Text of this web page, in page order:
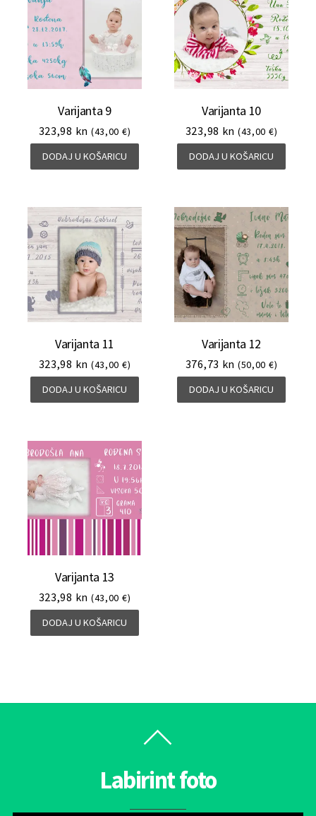
Varijanta 9
323,98 kn (43,00 €)
DODAJ U KOŠARICU
Varijanta 10
323,98 kn (43,00 €)
DODAJ U KOŠARICU
Varijanta 11
323,98 kn (43,00 €)
DODAJ U KOŠARICU
Varijanta 12
376,73 kn (50,00 €)
DODAJ U KOŠARICU
Varijanta 13
323,98 kn (43,00 €)
DODAJ U KOŠARICU
Labirint foto